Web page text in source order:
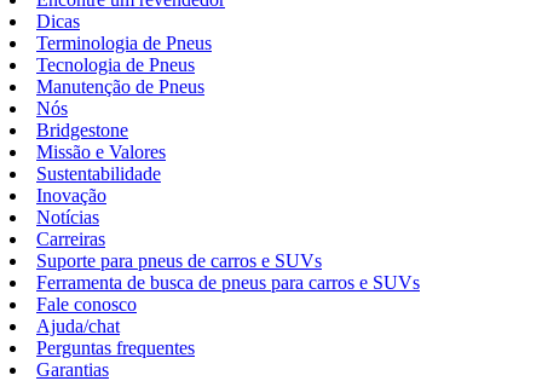
Dicas
Terminologia de Pneus
Tecnologia de Pneus
Manutenção de Pneus
Nós
Bridgestone
Missão e Valores
Sustentabilidade
Inovação
Notícias
Carreiras
Suporte para pneus de carros e SUVs
Ferramenta de busca de pneus para carros e SUVs
Fale conosco
Ajuda/chat
Perguntas frequentes
Garantias